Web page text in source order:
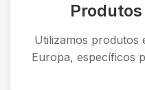
Utilizamos produtos
Europa, específicos